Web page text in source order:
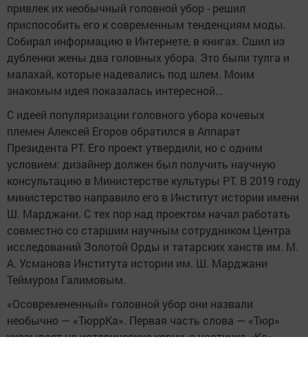
привлек их необычный головной убор - решил
приспособить его к современным тенденциям моды.
Собирал информацию в Интернете, в книгах. Сшил из
дубленки жены два головных убора. Это были тулга и
малахай, которые надевались под шлем. Моим
знакомым идея показалась интересной…
С идеей популяризации головного убора кочевых
племен Алексей Егоров обратился в Аппарат
Президента РТ. Его проект утвердили, но с одним
условием: дизайнер должен был получить научную
консультацию в Министерстве культуры РТ. В 2019 году
министерство направило его в Институт истории имени
Ш. Марджани. С тех пор над проектом начал работать
совместно со старшим научным сотрудником Центра
исследований Золотой Орды и татарских ханств им. М.
А. Усманова Института истории им. Ш. Марджани
Теймуром Галимовым.
«Осовремененный» головной убор они назвали
необычно — «ТюррКа». Первая часть слова — «Тюр»
указывает на исторические корни, а частичка «Ка»